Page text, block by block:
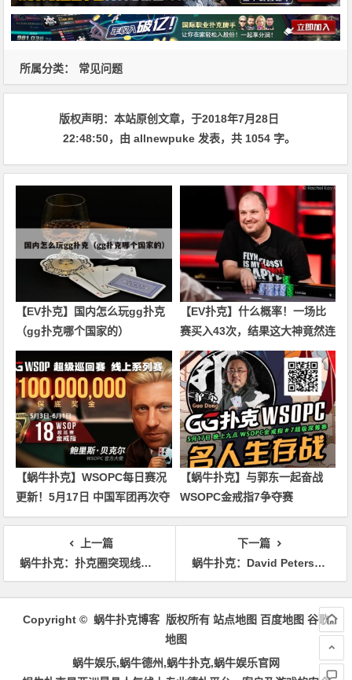
所属分类： 常见问题
版权声明：本站原创文章，于2018年7月28日
22:48:50，由allnewpuke 发表，共 1054 字。
【EV扑克】国内怎么玩gg扑克
（gg扑克哪个国家的）
【EV扑克】什么概率！一场比
赛买入43次，结果这大神竟然连
奖励圈都没进
【蜗牛扑克】WSOPC每日赛况
更新！5月17日 中国军团再次夺
冠
【蜗牛扑克】与郭东一起奋战
WSOPC金戒指7争夺赛
上一篇
蜗牛扑克：扑克圈突现线上扑克名人堂网站
下一篇
蜗牛扑克：​David Peters夺得2018传奇扑克豪客赛济州站冠军
文
Copyright © 蜗牛扑克博客 版权所有 站点地图 百度地图 谷歌
地图
蜗牛娱乐,蜗牛德州,蜗牛扑克,蜗牛娱乐官网